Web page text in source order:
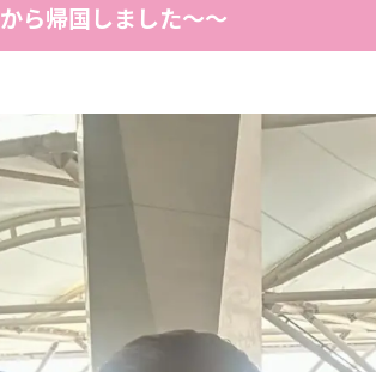
から帰国しました〜〜